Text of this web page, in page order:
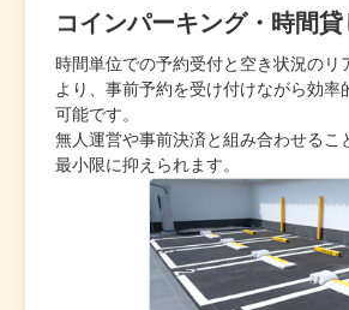
コインパーキング・時間
時間単位での予約受付と空き状況のリ
より、事前予約を受け付けながら効率
可能です。
無人運営や事前決済と組み合わせるこ
最小限に抑えられます。